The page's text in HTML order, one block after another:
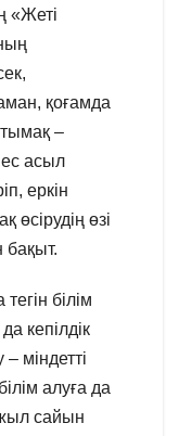
«Жеті
қоғамда
–
асыл
еркін
өсірудің өзі
бақыт.
білім
кепілдік
міндетті
алуға да
сайын